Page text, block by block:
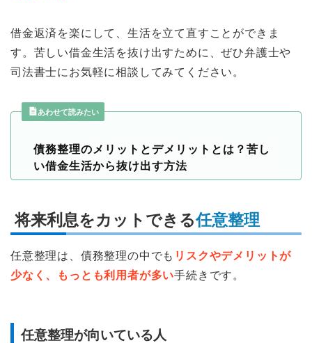
借金返済を楽にして、生活を立て直すことができま
す。苦しい借金生活を抜け出すために、ぜひ弁護士や
司法書士にお気軽に相談してみてください。
あわせて読みたい
債務整理のメリットとデメリットとは？苦し
い借金生活から抜け出す方法
将来利息をカットできる任意整理
任意整理は、債務整理の中でも リスクやデメリットが
少なく、もっとも利用者が多い手続きです。
任意整理が向いている人